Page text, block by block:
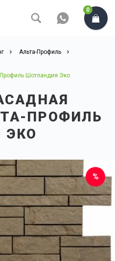
0
Альта-Профиль
Шотландия Эко
ПРОФИЛЬ
ЭКО